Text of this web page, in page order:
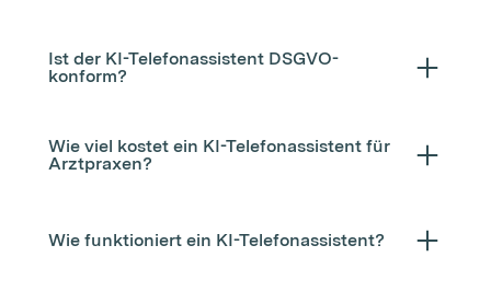
Ist der KI-Telefonassistent DSGVO-
konform?
Wie viel kostet ein KI-Telefonassistent für
Arztpraxen?
Wie funktioniert ein KI-Telefonassistent?